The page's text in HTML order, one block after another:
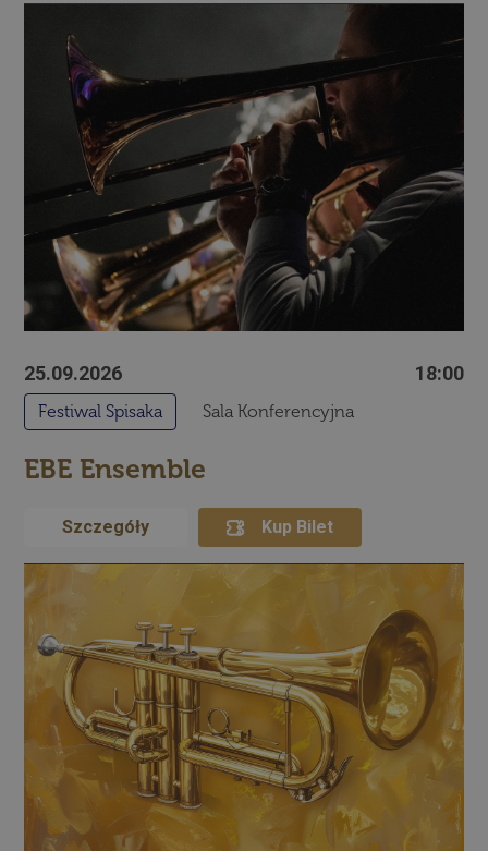
25.09.2026 18:00
Festiwal Spisaka Sala Konferencyjna
EBE Ensemble
Szczegóły Kup Bilet